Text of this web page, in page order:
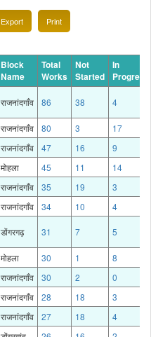
Block
Name
Total
Works
Not
Started
In
Progress
राजनांदगाँव 86 38 4
राजनांदगाँव 80 3
17
राजनांदगाँव 47 16
9
मोहला 45 11
14
राजनांदगाँव 35 19
3
राजनांदगाँव 34 10 4
डोंगरगढ़ 31 7 5
मोहला 30 1
8
राजनांदगाँव 30 2
0
राजनांदगाँव 28 18
3
राजनांदगाँव 27 18
4